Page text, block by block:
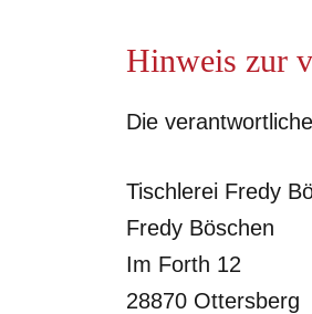
Hinweis zur
Die
Tischlerei Fredy
Fredy Böschen
Im Forth 12
28870 Ottersberg